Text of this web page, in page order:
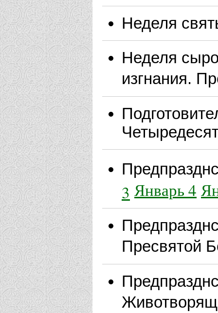
Неделя
Неделя
изгнания.
3 Январь 4
Пресвятой